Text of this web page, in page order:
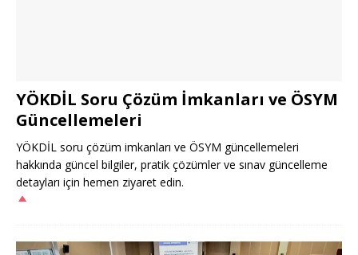
YÖKDİL Soru Çözüm İmkanları ve ÖSYM
Güncellemeleri
YÖKDİL soru çözüm imkanları ve ÖSYM güncellemeleri
hakkında güncel bilgiler, pratik çözümler ve sınav güncelleme
detayları için hemen ziyaret edin.